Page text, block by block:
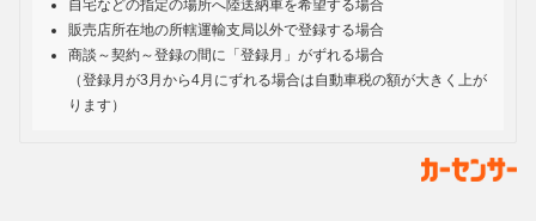
自宅などの指定の場所へ陸送納車を希望する場合
販売店所在地の所轄運輸支局以外で登録する場合
商談～契約～登録の間に「登録月」がずれる場合
（登録月が3月から4月にずれる場合は自動車税の額が大きく上が
ります）